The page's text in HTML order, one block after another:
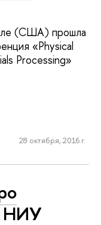
(США) прошла
«Physical
Processing»
28 октября, 2016 г.
НИУ